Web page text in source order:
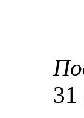
31